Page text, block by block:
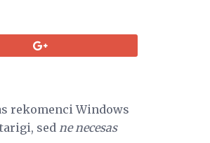
rekomenci Windows
sed ne necesas